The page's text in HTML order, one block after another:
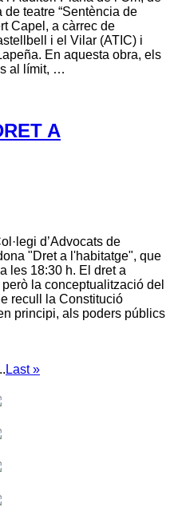
de teatre “Sentència de
Capel, a càrrec de
i el Vilar (ATIC) i
En aquesta obra, els
al límit, …
A
d’Advocats de
"Dret a l'habitatge", que
les 18:30 h. El dret a
la conceptualització del
recull la Constitució
principi, als poders públics
Last »